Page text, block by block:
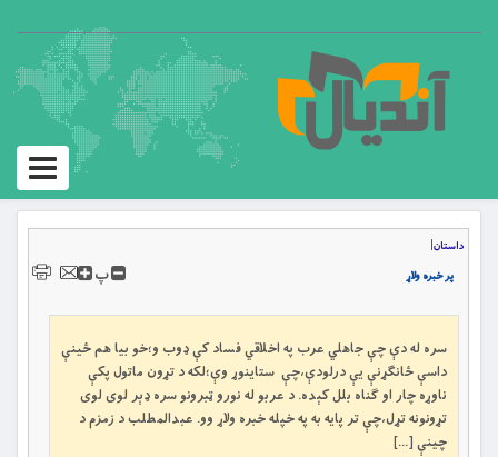
داستان|
پ پر خبره ولاړ
سره له دې چې جاهلي عرب په اخلاقي فساد كې ډوب و؛خو بيا هم ځينې
داسې ځانګړنې يې درلودې،چې ستاينوړ وې؛لكه د تړون ماتول پکې
ناوړه چار او ګناه بلل كېده. د عربو له نورو ټبرونو سره ډېر لوى لوى
تړونونه تړل،چې تر پايه به په خپله خبره ولاړ وو. عبدالمطلب د زمزم د
چينې […]